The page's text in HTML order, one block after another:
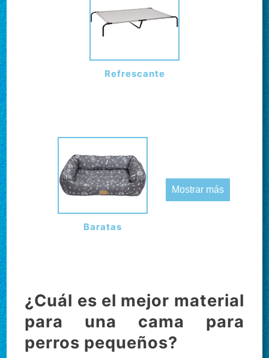
Refrescante
Baratas
Mostrar más
¿Cuál es el mejor material
para una cama para
perros pequeños?